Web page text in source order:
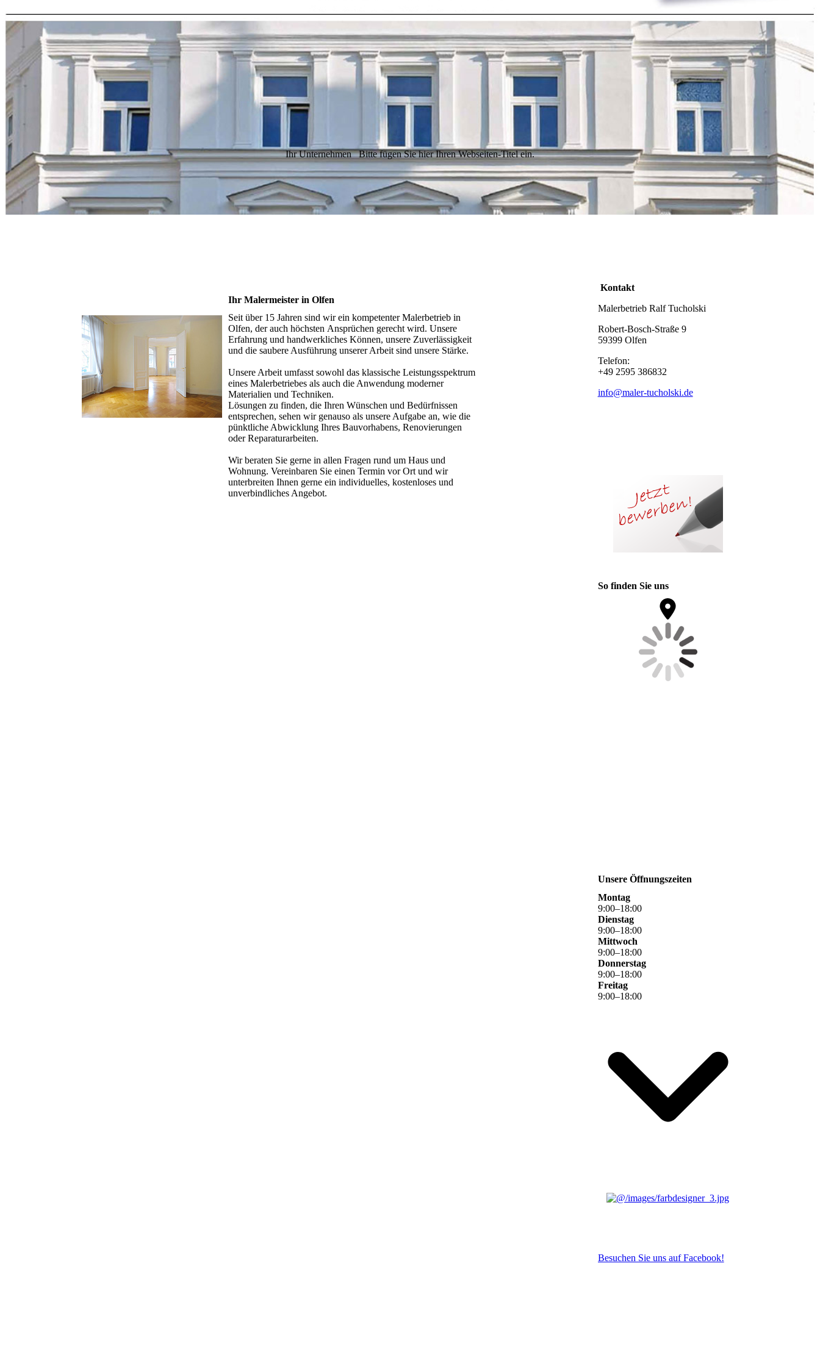
Ihr Unternehmen Bitte fügen Sie hier Ihren Webseiten-Titel ein.
Ihr Malermeister in Olfen
Seit über 15 Jahren sind wir ein kompetenter Malerbetrieb in
Olfen, der auch höchsten Ansprüchen gerecht wird. Unsere
Erfahrung und handwerkliches Können, unsere Zuverlässigkeit
und die saubere Ausführung unserer Arbeit sind unsere Stärke.
Unsere Arbeit umfasst sowohl das klassische Leistungsspektrum
eines Malerbetriebes als auch die Anwendung moderner
Materialien und Techniken.
Lösungen zu finden, die Ihren Wünschen und Bedürfnissen
entsprechen, sehen wir genauso als unsere Aufgabe an, wie die
pünktliche Abwicklung Ihres Bauvorhabens, Renovierungen
oder Reparaturarbeiten.
Wir beraten Sie gerne in allen Fragen rund um Haus und
Wohnung. Vereinbaren Sie einen Termin vor Ort und wir
unterbreiten Ihnen gerne ein individuelles, kostenloses und
unverbindliches Angebot.
Kontakt
Malerbetrieb Ralf Tucholski
Robert-Bosch-Straße 9
59399 Olfen
Telefon:
+49 2595 386832
info@maler-tucholski.de
So finden Sie uns
Unsere Öffnungszeiten
Montag
9:00–18:00
Dienstag
9:00–18:00
Mittwoch
9:00–18:00
Donnerstag
9:00–18:00
Freitag
9:00–18:00
Besuchen Sie uns auf Facebook!